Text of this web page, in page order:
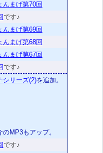
んまげ第70回
です♪
んまげ第69回
んまげ第68回
んまげ第67回
です♪
シリーズ(2)を追加。
MP3もアップ。
です♪